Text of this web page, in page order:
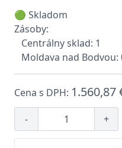
🟢 Skladom
Zásoby:
Centrálny sklad: 1
Moldava nad Bodvou:
Cena s DPH: 1.560,87
- +